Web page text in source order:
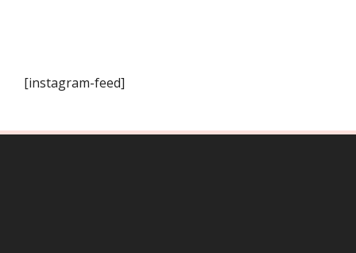
[instagram-feed]